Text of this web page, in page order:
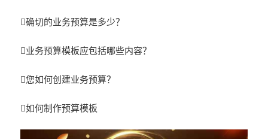
确切的业务预算是多少？
业务预算模板应包括哪些内容？
您如何创建业务预算？
如何制作预算模板